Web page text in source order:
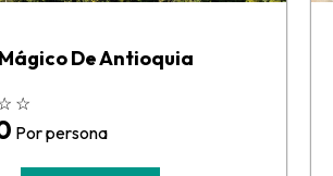
De Antioquia
☆
Por persona